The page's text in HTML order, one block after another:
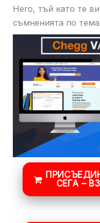
Hero, тъй като те
съмненията по
СЕГА –